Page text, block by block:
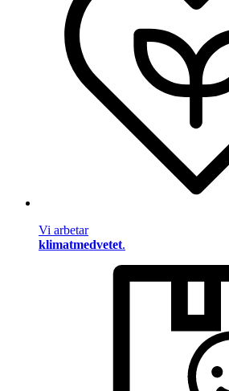
Vi arbetar
klimatmedvetet.